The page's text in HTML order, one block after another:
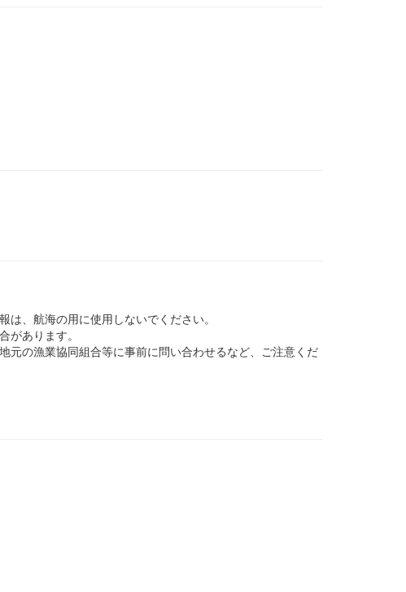
航海の用に使用しないでください。
あります。
の漁業協同組合等に事前に問い合わせるなど、ご注意くだ